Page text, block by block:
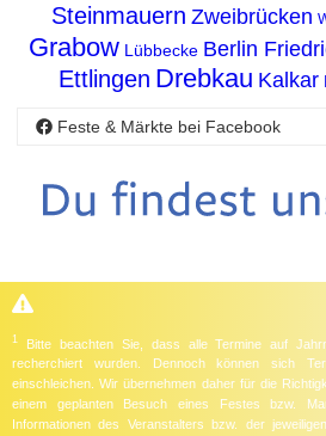
Steinmauern Zweibrücken
Grabow Lübbecke Berlin
Ettlingen Drebkau Kalkar
Feste & Märkte bei Facebook
1
Bitte beachten Sie, dass alle Termine auf
recherchiert wurden. Dennoch können sich
einschleichen. Wir übernehmen daher für die
einem geplanten Besuch eines Festes bzw.
Informationen des Veranstalters bzw. der